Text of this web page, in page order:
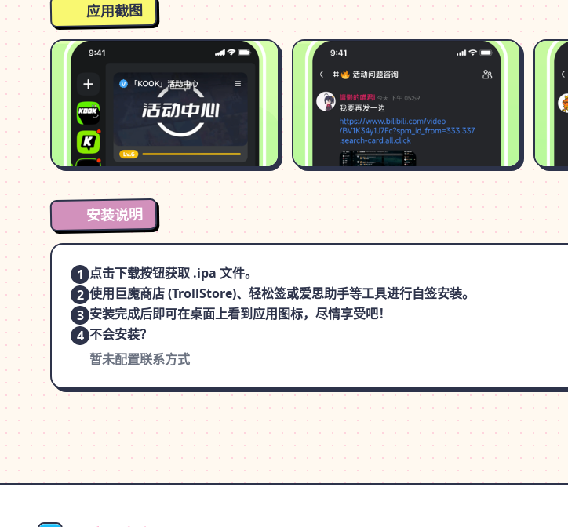
应用截图
安装说明
1 点击下载按钮获取 .ipa 文件。
2 使用巨魔商店 (TrollStore)、轻松签或爱思助手等工具进行自签安装。
3 安装完成后即可在桌面上看到应用图标，尽情享受吧！
4 不会安装？
暂未配置联系方式